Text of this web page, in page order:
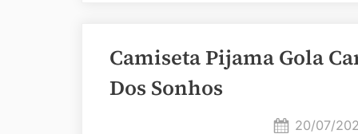
Camiseta Pijama Gola
Dos Sonhos
Posted
20/07/